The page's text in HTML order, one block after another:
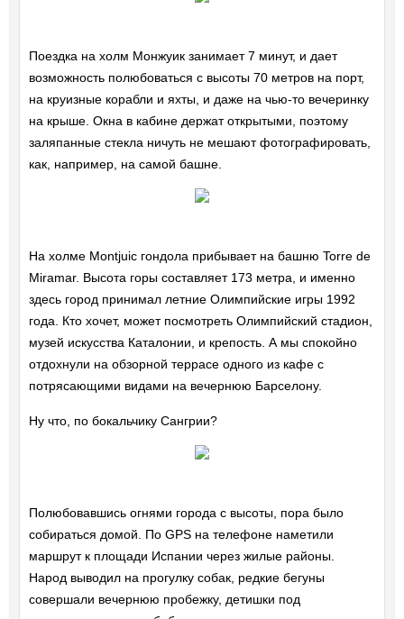
Поездка на холм Монжуик занимает 7 минут, и дает
возможность полюбоваться с высоты 70 метров на порт,
на круизные корабли и яхты, и даже на чью-то вечеринку
на крыше. Окна в кабине держат открытыми, поэтому
заляпанные стекла ничуть не мешают фотографировать,
как, например, на самой башне.
На холме Montjuic гондола прибывает на башню Torre de
Miramar. Высота горы составляет 173 метра, и именно
здесь город принимал летние Олимпийские игры 1992
года. Кто хочет, может посмотреть Олимпийский стадион,
музей искусства Каталонии, и крепость. А мы спокойно
отдохнули на обзорной террасе одного из кафе с
потрясающими видами на вечернюю Барселону.
Ну что, по бокальчику Сангрии?
Полюбовавшись огнями города с высоты, пора было
собираться домой. По GPS на телефоне наметили
маршрут к площади Испании через жилые районы.
Народ выводил на прогулку собак, редкие бегуны
совершали вечернюю пробежку, детишки под